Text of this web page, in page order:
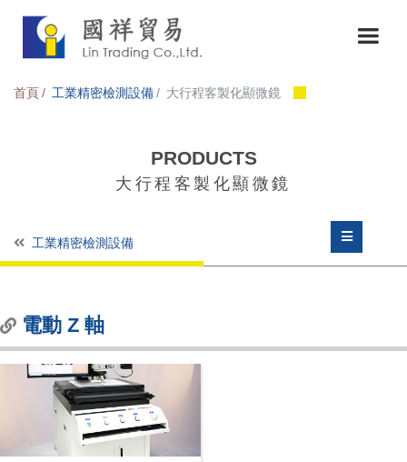
首頁 工業精密檢測設備 大行程客製化顯微鏡
PRODUCTS
大行程客製化顯微鏡
工業精密檢測設備
電動 X - Y - Z 軸
電動 Z 軸